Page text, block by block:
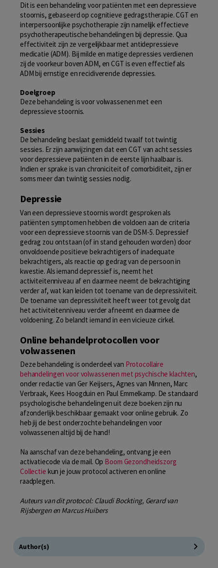
Dit is een behandeling voor patiënten met een depressieve
stoornis, gebaseerd op cognitieve gedragstherapie. CGT en
interpersoonlijke psychotherapie zijn namelijk effectieve
psychotherapeutische behandelingen bij depressie. Qua
effectiviteit zijn ze vergelijkbaar met antidepressieve
medicatie (ADM). Bij milde en matige depressies verdienen
zij de voorkeur boven ADM, en CGT is even effectief als
ADM bij ernstige en recidiverende depressies.
Doelgroep
Deze behandeling is voor volwassenen met een
depressieve stoornis.
Sessies
De behandeling beslaat gemiddeld twaalf tot twintig
sessies. Er zijn aanwijzingen dat een CGT van acht sessies
voor depressieve patiënten in de eerste lijn haalbaar is.
Indien er sprake is van chroniciteit of comorbiditeit, zijn er
soms meer dan twintig sessies nodig.
Depressie
Van een depressieve stoornis wordt gesproken als
patiënten symptomen hebben die voldoen aan de criteria
voor een depressieve stoornis van de DSM-5. Depressief
gedrag zou ontstaan (of in stand gehouden worden) door
onvoldoende positieve bekrachtigers of inadequate
bekrachtigers, als reactie op gedrag van de persoon in
kwestie. Als iemand depressief is, neemt het
activiteitenniveau af en daarmee neemt de bekrachtiging
verder af, wat kan leiden tot toename van de depressiviteit.
De toename van depressiviteit heeft weer tot gevolg dat
het activiteitenniveau verder afneemt en daarmee de
voldoening. Zo belandt iemand in een vicieuze cirkel.
Online behandelprotocollen voor
volwassenen
Deze behandeling is onderdeel van Protocollaire
behandelingen voor volwassenen met psychische klachten,
onder redactie van Ger Keijsers, Agnes van Minnen, Marc
Verbraak, Kees Hoogduin en Paul Emmelkamp. De standaard
psychologische behandelingen uit deze boeken zijn nu
afzonderlijk beschikbaar gemaakt voor online gebruik. Zo
heb jij de best onderzochte behandelingen voor
volwassenen altijd bij de hand!
Na aanschaf van deze behandeling, ontvang je een
activatiecode via de mail. Op Boom Gezondheidszorg
Collectie kun je jouw protocol activeren en online
raadplegen.
Auteurs van dit protocol: Claudi Bockting, Gerard van
Rijsbergen en Marcus Huibers
Author(s)